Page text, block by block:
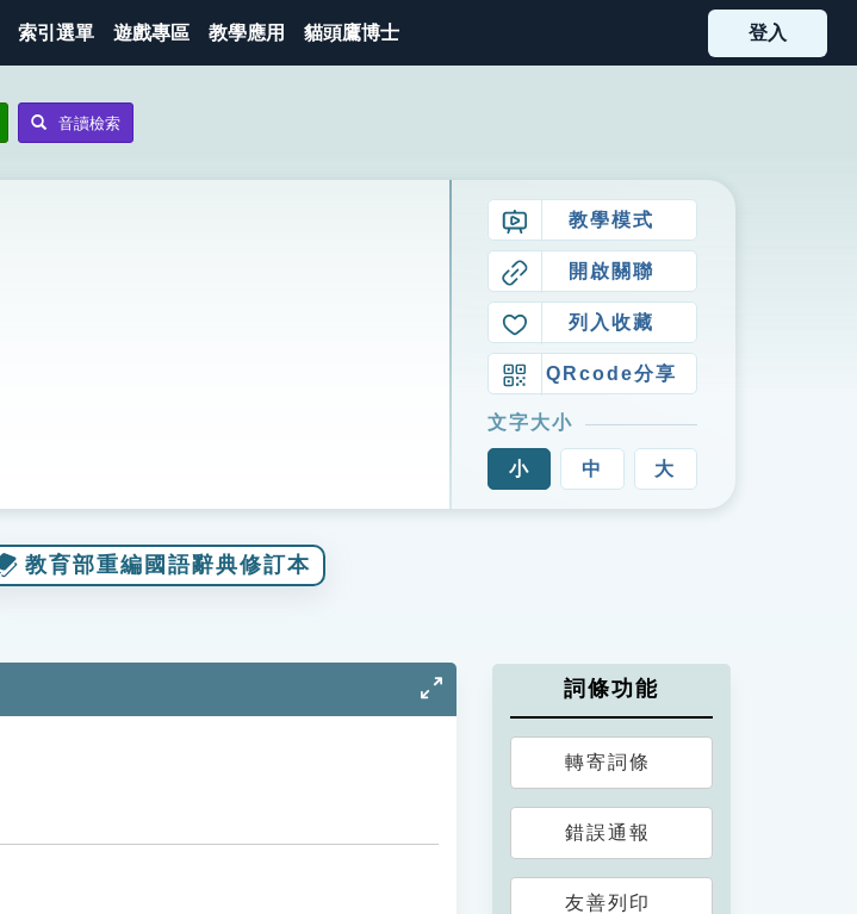
索引選單 遊戲專區 教學應用 貓頭鷹博士 登入
音讀檢索
教學模式
開啟關聯
列入收藏
QRcode分享
文字大小
小 中 大
教育部重編國語辭典修訂本
詞條功能
轉寄詞條
錯誤通報
友善列印